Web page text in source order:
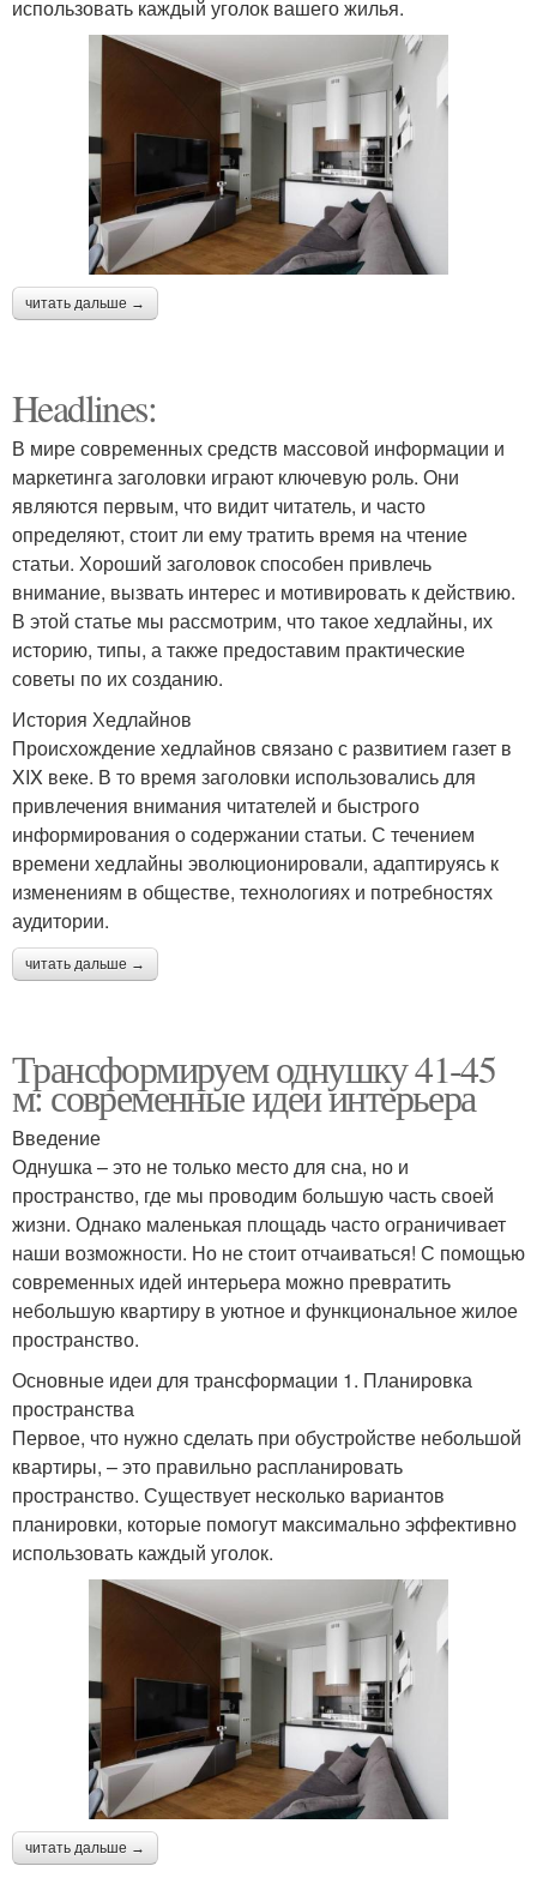
использовать каждый уголок вашего жилья.
читать дальше →
Headlines:
В мире современных средств массовой информации и
маркетинга заголовки играют ключевую роль. Они
являются первым, что видит читатель, и часто
определяют, стоит ли ему тратить время на чтение
статьи. Хороший заголовок способен привлечь
внимание, вызвать интерес и мотивировать к действию.
В этой статье мы рассмотрим, что такое хедлайны, их
историю, типы, а также предоставим практические
советы по их созданию.
История Хедлайнов
Происхождение хедлайнов связано с развитием газет в
XIX веке. В то время заголовки использовались для
привлечения внимания читателей и быстрого
информирования о содержании статьи. С течением
времени хедлайны эволюционировали, адаптируясь к
изменениям в обществе, технологиях и потребностях
аудитории.
читать дальше →
Трансформируем однушку 41-45
м: современные идеи интерьера
Введение
Однушка – это не только место для сна, но и
пространство, где мы проводим большую часть своей
жизни. Однако маленькая площадь часто ограничивает
наши возможности. Но не стоит отчаиваться! С помощью
современных идей интерьера можно превратить
небольшую квартиру в уютное и функциональное жилое
пространство.
Основные идеи для трансформации 1. Планировка
пространства
Первое, что нужно сделать при обустройстве небольшой
квартиры, – это правильно распланировать
пространство. Существует несколько вариантов
планировки, которые помогут максимально эффективно
использовать каждый уголок.
читать дальше →